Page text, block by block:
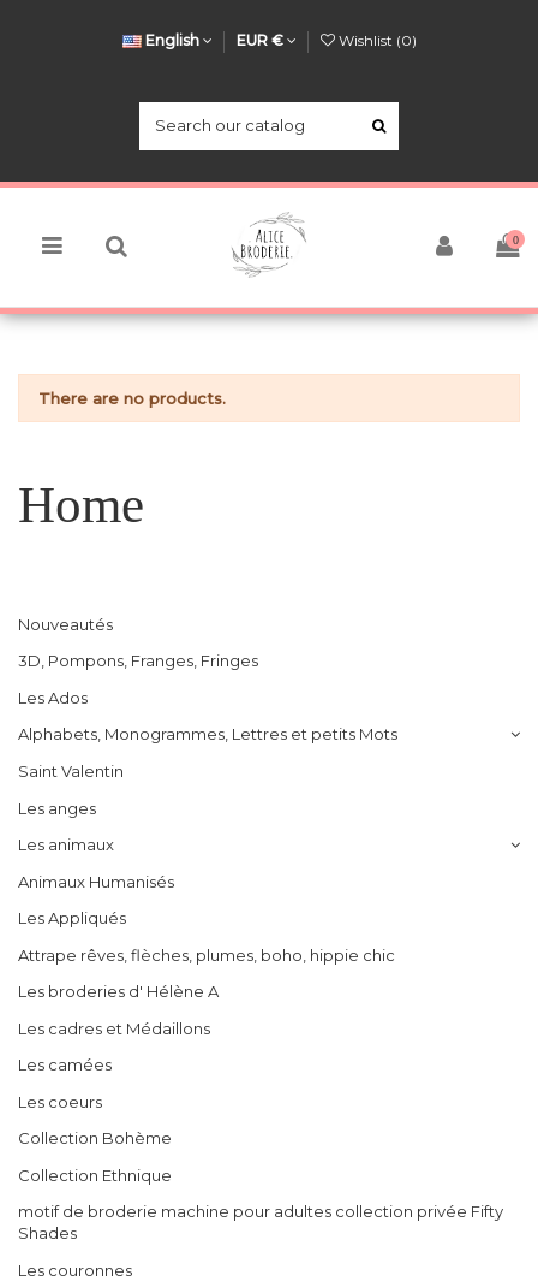
English EUR € Wishlist (0)
0
There are no products.
Home
Nouveautés
3D, Pompons, Franges, Fringes
Les Ados
Alphabets, Monogrammes, Lettres et petits Mots
Saint Valentin
Les anges
Les animaux
Animaux Humanisés
Les Appliqués
Attrape rêves, flèches, plumes, boho, hippie chic
Les broderies d' Hélène A
Les cadres et Médaillons
Les camées
Les coeurs
Collection Bohème
Collection Ethnique
motif de broderie machine pour adultes collection privée Fifty
Shades
Les couronnes